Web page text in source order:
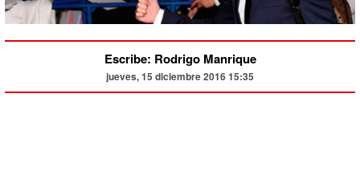
Escribe: Rodrigo Manrique
jueves, 15 diciembre 2016 15:35